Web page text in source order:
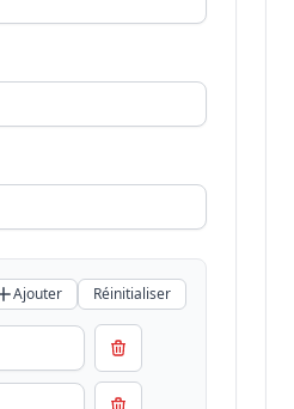
Ajouter Réinitialiser